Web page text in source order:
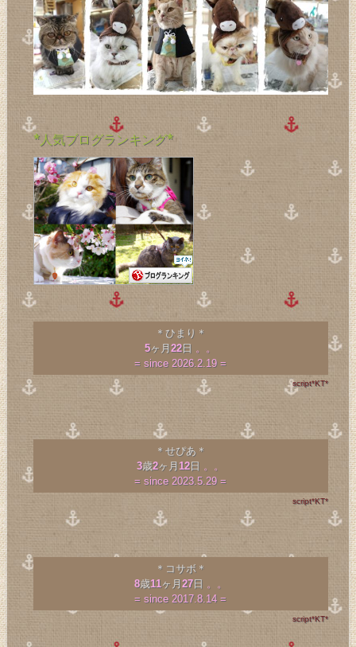
*人気ブログランキング*
＊ひまり＊
5ヶ月22日 。。
= since 2026.2.19 =
script*KT*
＊せぴあ＊
3歳2ヶ月 12日 。。
= since 2023.5.29 =
script*KT*
＊コサボ＊
8歳11ヶ月27日 。。
= since 2017.8.14 =
script*KT*